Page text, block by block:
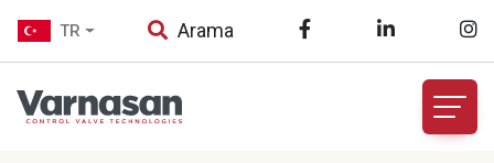
TR Arama